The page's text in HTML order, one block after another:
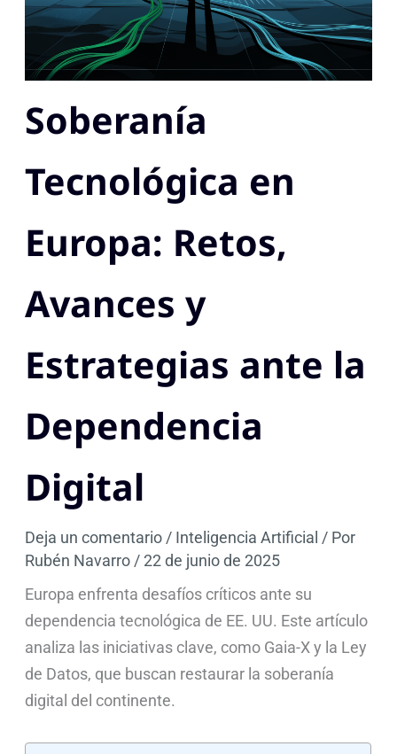
Soberanía
Tecnológica en
Europa: Retos,
Avances y
Estrategias ante la
Dependencia
Digital
Deja un comentario/ Inteligencia Artificial / Por
Rubén Navarro/ 22 de junio de 2025
Europa enfrenta desafíos críticos ante su
dependencia tecnológica de EE. UU. Este artículo
analiza las iniciativas clave, como Gaia-X y la Ley
de Datos, que buscan restaurar la soberanía
digital del continente.